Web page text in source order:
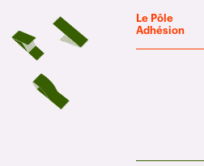
Le Pôle
Adhésion